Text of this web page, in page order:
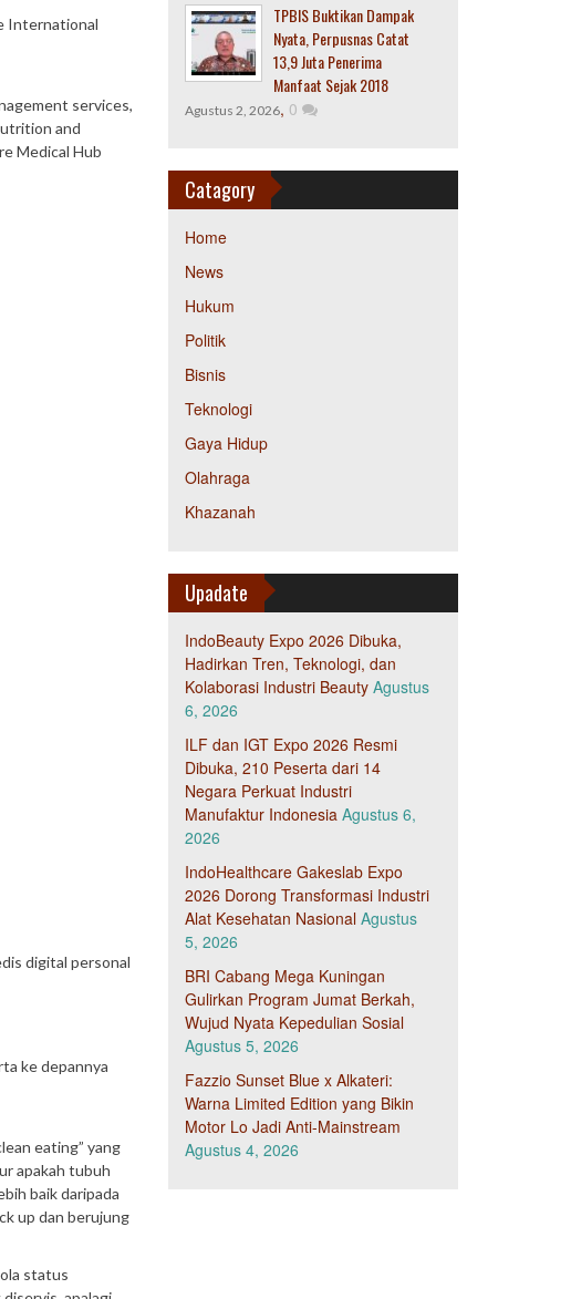
International
services,
and
Medical Hub
digital personal
ke depannya
eating” yang
apakah tubuh
baik daripada
up dan berujung
status
TPBIS Buktikan Dampak
Nyata, Perpusnas Catat
13,9 Juta Penerima
Manfaat Sejak 2018
Agustus 2, 2026, 0
Catagory
Home
News
Hukum
Politik
Bisnis
Teknologi
Gaya Hidup
Olahraga
Khazanah
Upadate
IndoBeauty Expo 2026 Dibuka,
Hadirkan Tren, Teknologi, dan
Kolaborasi Industri Beauty Agustus
6, 2026
ILF dan IGT Expo 2026 Resmi
Dibuka, 210 Peserta dari 14
Negara Perkuat Industri
Manufaktur Indonesia Agustus 6,
2026
IndoHealthcare Gakeslab Expo
2026 Dorong Transformasi Industri
Alat Kesehatan Nasional Agustus
5, 2026
BRI Cabang Mega Kuningan
Gulirkan Program Jumat Berkah,
Wujud Nyata Kepedulian Sosial
Agustus 5, 2026
Fazzio Sunset Blue x Alkateri:
Warna Limited Edition yang Bikin
Motor Lo Jadi Anti-Mainstream
Agustus 4, 2026